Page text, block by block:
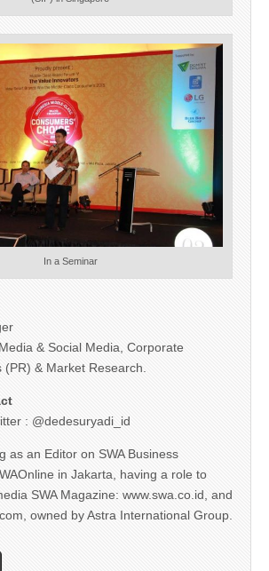
In a Seminar
& Social Media, Corporate
& Market Research.
: @dedesuryadi_id
as an Editor on SWA Business
in Jakarta, having a role to
SWA Magazine: www.swa.co.id, and
owned by Astra International Group.